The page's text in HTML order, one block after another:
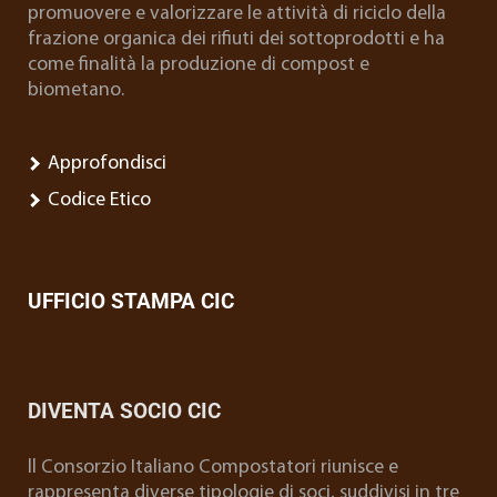
promuovere e valorizzare le attività di riciclo della
frazione organica dei rifiuti dei sottoprodotti e ha
come finalità la produzione di compost e
biometano.
Approfondisci
Codice Etico
UFFICIO STAMPA CIC
DIVENTA SOCIO CIC
ll Consorzio Italiano Compostatori riunisce e
rappresenta diverse tipologie di soci, suddivisi in tre